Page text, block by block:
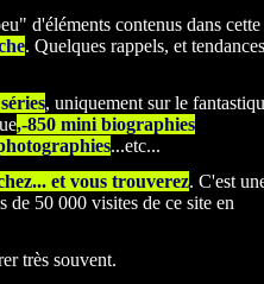
d'éléments contenus dans cette
. Quelques rappels, et tendances
, uniquement sur le
,-850 mini biographies
...etc...
et vous trouverez. C'est
de 50 000 visites de ce site en
très souvent.